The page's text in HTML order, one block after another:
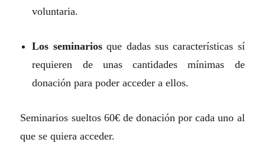
voluntaria.
Los seminariosque dadas sus características sí
requieren de unas cantidades mínimas de
donación para poder acceder a ellos.
Seminarios sueltos 60€ de donación por cada uno al
que se quiera acceder.